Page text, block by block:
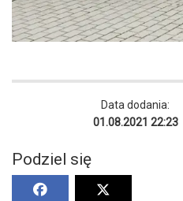
Data dodania:
01.08.2021 22:23
Podziel się